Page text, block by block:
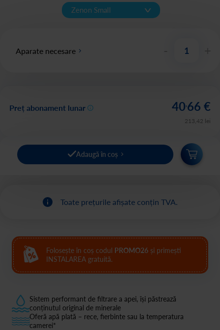
v
Zenon Small
Aparate necesare
Preț abonament lunar 40,66 €
213,42 lei
Adaugă în coș
Toate prețurile afișate conțin TVA.
Folosește în coș codul PROMO26 și primești
INSTALAREA gratuită.
Sistem performant de filtrare a apei, își păstrează
conținutul original de minerale
Oferă apă plată – rece, fierbinte sau la temperatura
camerei*